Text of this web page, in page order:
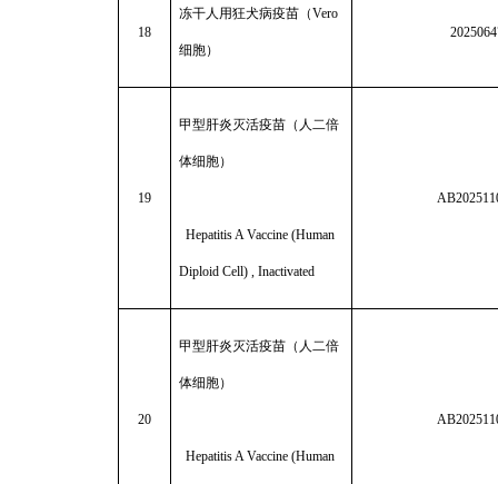
18
冻干人用狂犬病疫苗（Vero
细胞）
19
甲型肝炎灭活疫苗（人二倍
体细胞）
Hepatitis A Vaccine (Human
Diploid Cell) , Inactivated
20
甲型肝炎灭活疫苗（人二倍
体细胞）
Hepatitis A Vaccine (Human